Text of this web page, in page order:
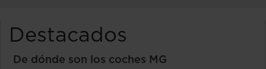
Destacados
De dónde son los coches MG